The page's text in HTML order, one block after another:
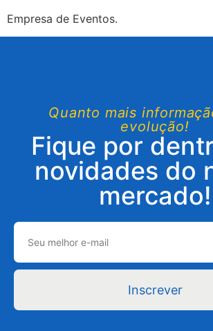
Empresa de Eventos.
Quanto mais
evolução!
Fique por
novidades do
mercado!
Inscrever